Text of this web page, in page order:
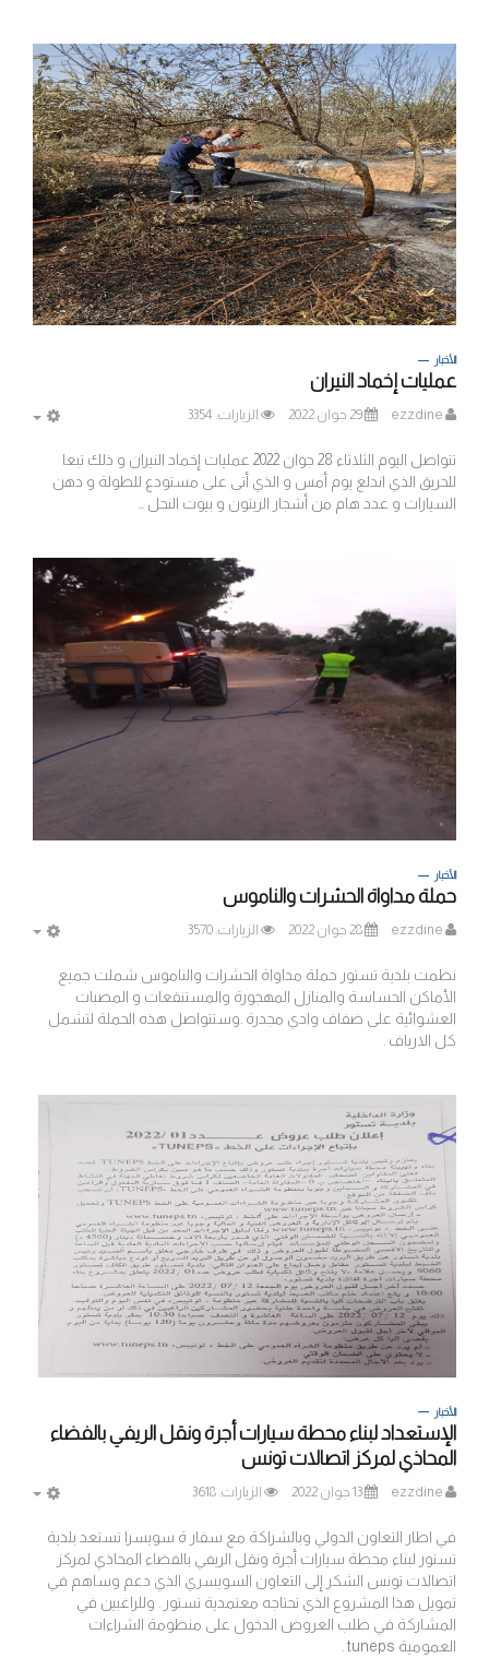
الأخبار
عمليات إخماد النيران
ezzdine 29 جوان 2022 الزيارات: 3354
تتواصل اليوم الثلاثاء 28 جوان 2022 عمليات إخماد النيران و ذلك تبعا
للحريق الذي اندلع يوم أمس و الذي أتى على مستودع للطولة و دهن
السيارات و عدد هام من أشجار الزيتون و بيوت النحل ...
الأخبار
حملة مداواة الحشرات والناموس
ezzdine 28 جوان 2022 الزيارات: 3570
نظمت بلدية تستور حملة مداواة الحشرات والناموس شملت جميع
الأماكن الحساسة والمنازل المهجورة والمستنقعات و المصبات
العشوائية على ضفاف وادي مجدرة .وستتواصل هذه الحملة لتشمل
كل الارياف .
الأخبار
الإستعداد لبناء محطة سيارات أجرة ونقل الريفي بالفضاء
المحاذي لمركز اتصالات تونس
ezzdine 13 جوان 2022 الزيارات: 3618
في اطار التعاون الدولي وبالشراكة مع سفار ة سويسرا تستعد بلدية
تستور لبناء محطة سيارات أجرة ونقل الريفي بالفضاء المحاذي لمركز
اتصالات تونس الشكر إلى التعاون السويسري الذي دعم وساهم في
تمويل هذا المشروع الذي تحتاجه معتمدية تستور . وللراغبين في
المشاركة في طلب العروض الدخول على منظومة الشراءات
العمومية tuneps .